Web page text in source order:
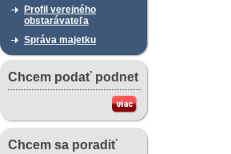
Profil verejného
obstarávateľa
Správa majetku
Chcem podať podnet
Chcem sa poradiť